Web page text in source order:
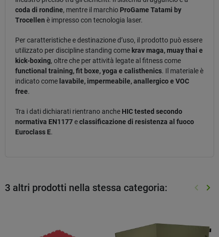
coda di rondine, mentre il marchio ProGame Tatami by
Trocellen è impresso con tecnologia laser.
Per caratteristiche e destinazione d’uso, il prodotto può essere
utilizzato per discipline standing come krav maga, muay thai e
kick-boxing, oltre che per attività legate al fitness come
functional training, fit boxe, yoga e calisthenics. Il materiale è
indicato come lavabile, impermeabile, anallergico e VOC
free.
Tra i dati dichiarati rientrano anche HIC tested secondo
normativa EN1177eclassificazione di resistenza al fuoco
Euroclass E.
3 altri prodotti nella stessa categoria: keyboard_arrow_left keyboard_arrow_right